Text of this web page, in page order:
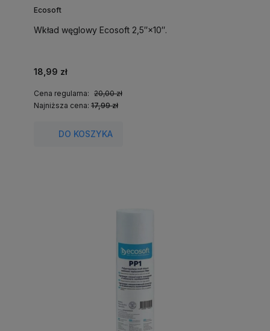
Ecosoft
Wkład węglowy Ecosoft 2,5″×10″.
18,99 zł
Cena regularna: 20,00 zł
Najniższa cena: 17,99 zł
DO KOSZYKA